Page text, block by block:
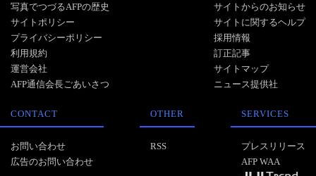
写真でつづるAFPの歴史
サイトポリシー
プライバシーポリシー
利用規約
運営会社
AFP通信会長ごあいさつ
サイトからのお知らせ
サイトに関するヘルプ
採用情報
訂正記事
サイトマップ
ニュース提供社
CONTACT
お問い合わせ
広告のお問い合わせ
OTHER
RSS
SERVICES
プレスリリース
AFP WAA